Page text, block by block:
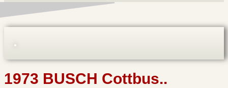
1973 BUSCH Cottbus..